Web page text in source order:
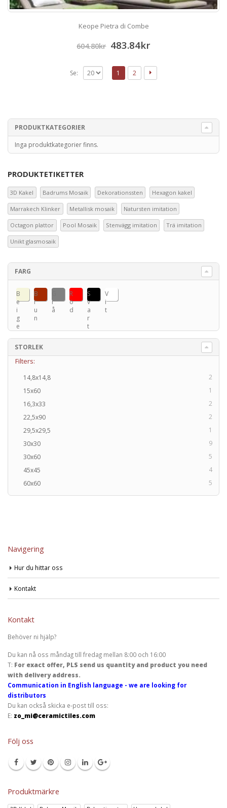
Keope Pietra di Combe
604.80kr 483.84kr
Se: 1 2
PRODUKTKATEGORIER
Inga produktkategorier finns.
PRODUKTETIKETTER
3D Kakel Badrums Mosaik Dekorationssten Hexagon kakel
Marrakech Klinker Metallisk mosaik Natursten imitation
Octagon plattor Pool Mosaik Stenvägg imitation Trä imitation
Unikt glasmosaik
FARG
B
e
i
g
e
B
r
u
n
r
å
R
ö
d
S
v
a
r
t
V
i
t
STORLEK
Filters:
14,8x14,8
2
15x60
1
16,3x33
2
22,5x90
2
29,5x29,5
1
30x30
9
30x60
5
45x45
4
60x60
5
Navigering
Hur du hittar oss
Kontakt
Kontakt
Behöver ni hjälp?
Du kan nå oss måndag till fredag mellan 8:00 och 16:00
T: For exact offer, PLS send us quantity and product you need
with delivery address.
Communication in English language - we are looking for
distributors
Du kan också skicka e-post till oss:
E: zo_mi@ceramictiles.com
Följ oss
Produktmärkre